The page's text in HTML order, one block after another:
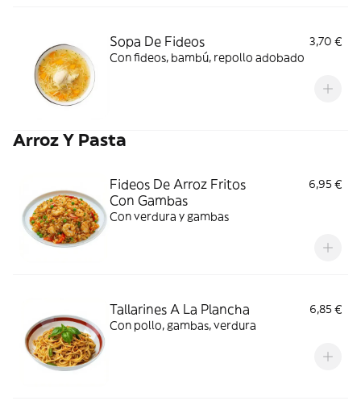
Sopa De Fideos
3,70 €
Con fideos, bambú, repollo adobado
Arroz Y Pasta
Fideos De Arroz Fritos
Con Gambas
6,95 €
Con verdura y gambas
Tallarines A La Plancha
6,85 €
Con pollo, gambas, verdura